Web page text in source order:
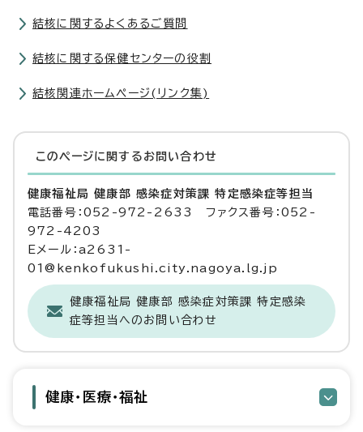
結核に関するよくあるご質問
結核に関する保健センターの役割
結核関連ホームページ(リンク集)
このページに関する お問い合わせ
健康福祉局 健康部 感染症対策課 特定感染症等担当
電話番号：052-972-2633 ファクス番号：052-
972-4203
Eメール：a2631-
01@kenkofukushi.city.nagoya.lg.jp
健康福祉局 健康部 感染症対策課 特定感染
症等担当へのお問い合わせ
健康・医療・福祉